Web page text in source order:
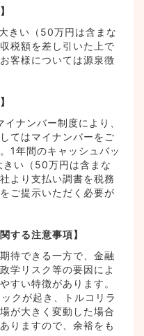
きい（50万円は含まな
税額を差し引いた上で
客様については源泉徴
ナンバー制度により、
てはマイナンバーをご
1年間のキャッシュバッ
い（50万円は含まな
より支払い調書を税務
ご提示いただく必要が
する注意事項】
待できる一方で、金融
学リスク等の要因によ
すい特徴があります。
クが起き、トルコリラ
が大きく変動した場合
りますので、余裕をも